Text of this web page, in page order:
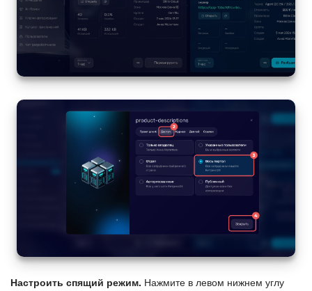
Настроить спящий режим. Нажмите в левом нижнем углу